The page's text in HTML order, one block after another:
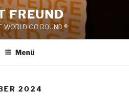
FREUND
WORLD GO ROUND ®
Menü
2024